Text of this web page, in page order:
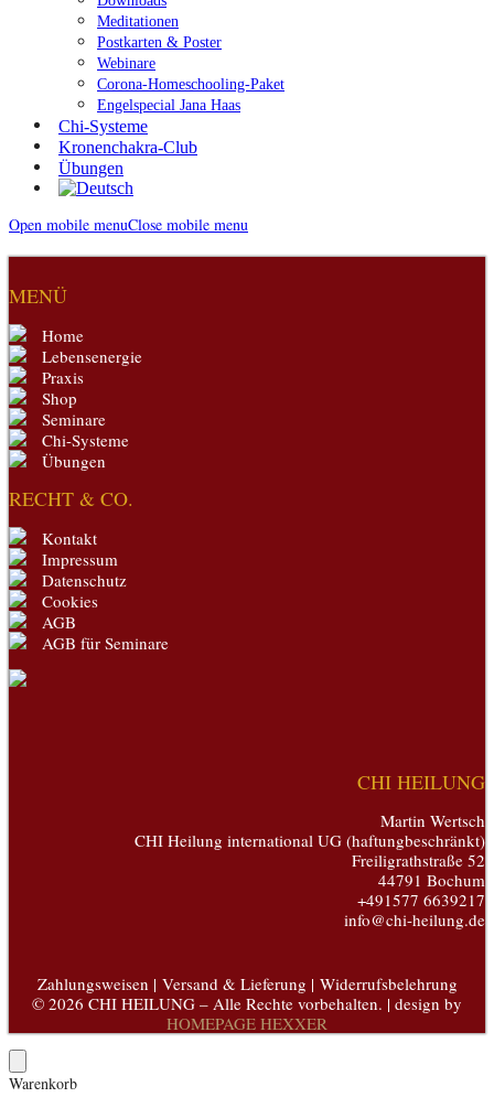
Meditationen
Postkarten & Poster
Webinare
Corona-Homeschooling-Paket
Engelspecial Jana Haas
Chi-Systeme
Kronenchakra-Club
Übungen
Open mobile menuClose mobile menu
MENÜ
Home
Lebensenergie
Praxis
Shop
Seminare
Chi-Systeme
Übungen
RECHT & CO.
Kontakt
Impressum
Datenschutz
Cookies
AGB
AGB für Seminare
CHI HEILUNG
Martin Wertsch
CHI Heilung international UG (haftungbeschränkt)
Freiligrathstraße 52
44791 Bochum
+491577 6639217
info@chi-heilung.de
Zahlungsweisen | Versand & Lieferung | Widerrufsbelehrung
© 2026 CHI HEILUNG – Alle Rechte vorbehalten. | design by
HOMEPAGE HEXXER
Warenkorb